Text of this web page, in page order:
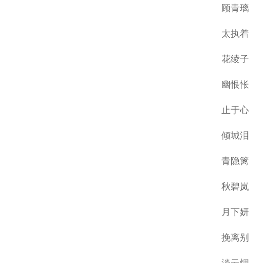
顾青璃
太执着
花绫子
幽恨怅
止于心
倾城泪
青隐篱
秋碧岚
月下妍
挽离别